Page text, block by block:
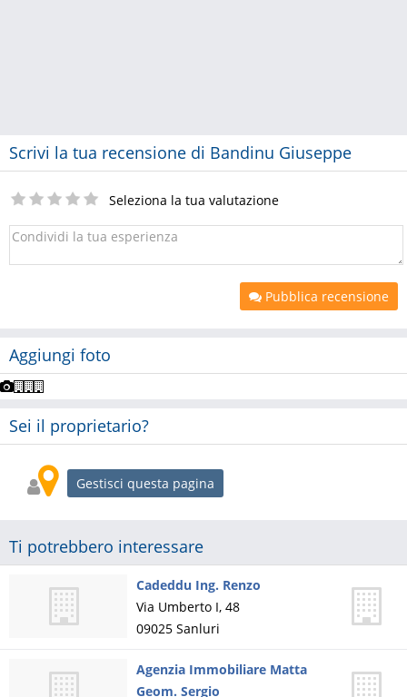
Scrivi la tua recensione di Bandinu Giuseppe
Seleziona la tua valutazione
Pubblica recensione
Aggiungi foto
Sei il proprietario?
Gestisci questa pagina
Ti potrebbero interessare
Cadeddu Ing. Renzo
Via Umberto I, 48
09025 Sanluri
Agenzia Immobiliare Matta
Geom. Sergio